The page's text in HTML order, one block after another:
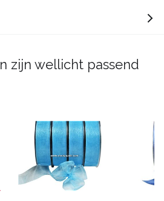
zijn wellicht passend